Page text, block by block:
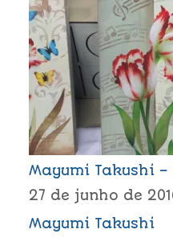
Mayumi Takushi –
27 de junho de
Mayumi Takushi